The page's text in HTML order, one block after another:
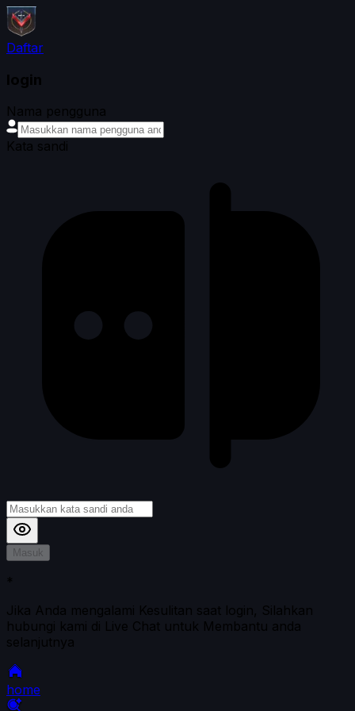
Daftar
login
Nama pengguna
Kata sandi
Masuk
*
Jika Anda mengalami Kesulitan saat login, Silahkan
hubungi kami di Live Chat untuk Membantu anda
selanjutnya
home